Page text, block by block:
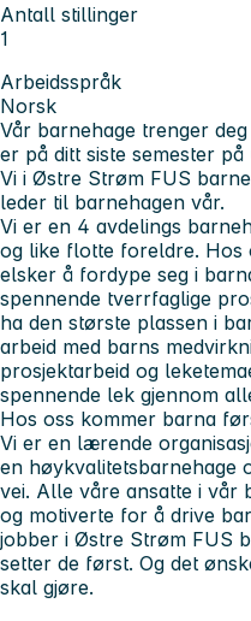
Antall stillinger
1
Arbeidsspråk
Norsk
Vår barnehage trenger
er på ditt siste semester
Vi i Østre Strøm FUS
leder til barnehagen vår.
Vi er en 4 avdelings
og like flotte foreldre. Hos
elsker å fordype seg i
spennende tverrfaglige
ha den største plassen i
arbeid med barns
prosjektarbeid og
spennende lek gjennom
Hos oss kommer barna
Vi er en lærende
en høykvalitetsbarnehage
vei. Alle våre ansatte i vår
og motiverte for å drive
jobber i Østre Strøm FUS
setter de først. Og det
skal gjøre.